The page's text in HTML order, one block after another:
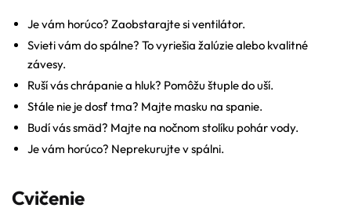
Je vám horúco? Zaobstarajte si ventilátor.
Svieti vám do spálne? To vyriešia žalúzie alebo kvalitné
závesy.
Ruší vás chrápanie a hluk? Pomôžu štuple do uší.
Stále nie je dosť tma? Majte masku na spanie.
Budí vás smäd? Majte na nočnom stolíku pohár vody.
Je vám horúco? Neprekurujte v spálni.
Cvičenie